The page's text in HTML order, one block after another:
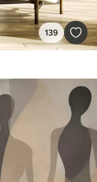
139